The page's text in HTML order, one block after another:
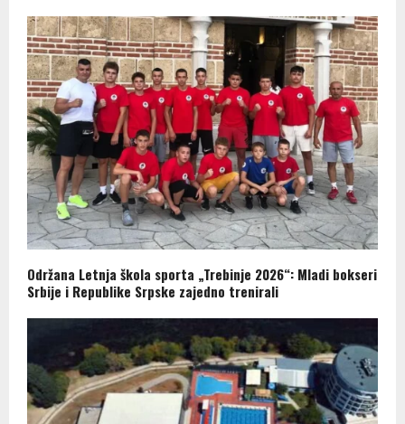
Održana Letnja škola sporta „Trebinje 2026“: Mladi bokseri
Srbije i Republike Srpske zajedno trenirali